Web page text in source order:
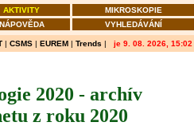
AKTIVITY
MIKROSKOPIE
NÁPOVĚDA VYHLEDÁVÁNÍ
| CSMS | EUREM | Trends | je 9. 08. 2026, 15:02
2020 - archív
z roku 2020